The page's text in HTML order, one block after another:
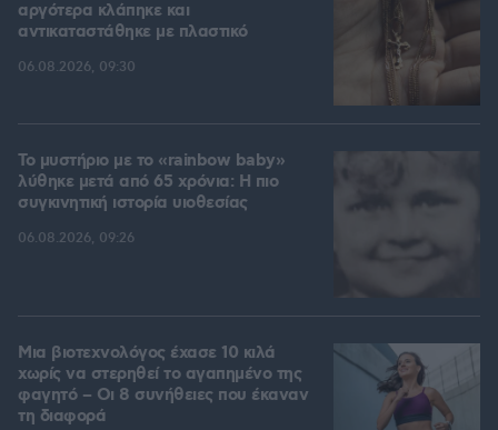
αργότερα κλάπηκε και
αντικαταστάθηκε με πλαστικό
06.08.2026, 09:30
Το μυστήριο με το «rainbow baby»
λύθηκε μετά από 65 χρόνια: Η πιο
συγκινητική ιστορία υιοθεσίας
06.08.2026, 09:26
Μια βιοτεχνολόγος έχασε 10 κιλά
χωρίς να στερηθεί το αγαπημένο της
φαγητό – Οι 8 συνήθειες που έκαναν
τη διαφορά